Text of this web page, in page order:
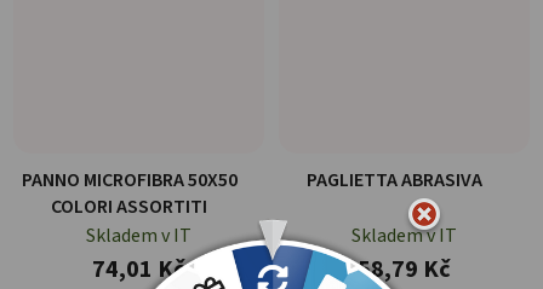
PANNO MICROFIBRA 50X50
COLORI ASSORTITI
Skladem v IT
74,01 Kč
PAGLIETTA ABRASIVA
Skladem v IT
58,79 Kč